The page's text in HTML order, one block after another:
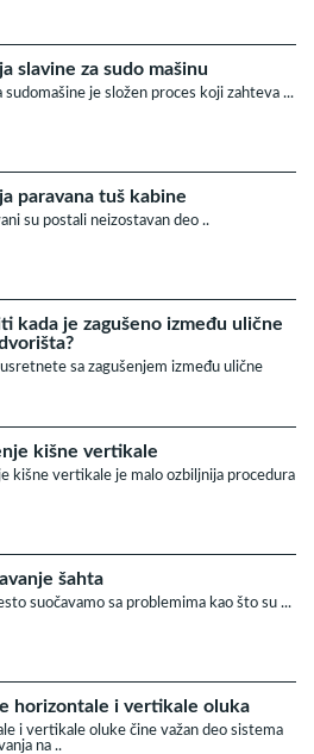
slavine za sudo mašinu
sudomašine je složen proces koji zahteva ...
paravana tuš kabine
su postali neizostavan deo ..
kada je zagušeno između ulične
sa zagušenjem između ulične
kišne vertikale
kišne vertikale je malo ozbiljnija procedura
šahta
suočavamo sa problemima kao što su ...
horizontale i vertikale oluka
i vertikale oluke čine važan deo sistema
na ..